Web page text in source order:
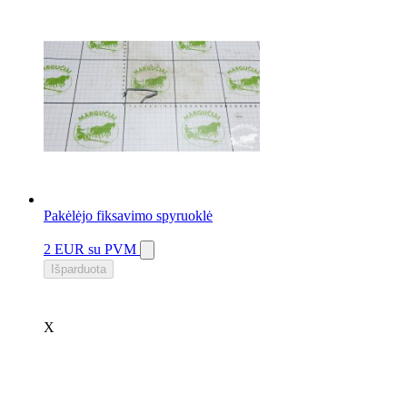
Pakėlėjo fiksavimo spyruoklė
2 EUR su PVM
Išparduota
X